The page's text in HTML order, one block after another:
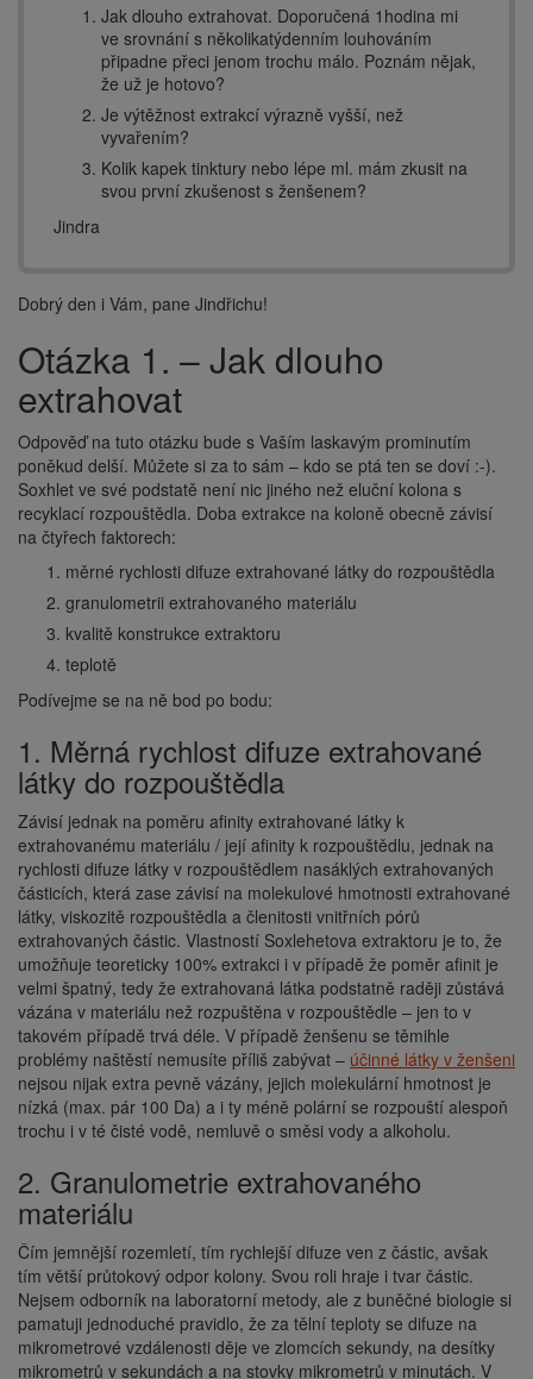
Jak dlouho extrahovat. Doporučená 1hodina mi
ve srovnání s několikatýdenním louhováním
připadne přeci jenom trochu málo. Poznám nějak,
že už je hotovo?
Je výtěžnost extrakcí výrazně vyšší, než
vyvařením?
Kolik kapek tinktury nebo lépe ml. mám zkusit na
svou první zkušenost s ženšenem?
Jindra
Dobrý den i Vám, pane Jindřichu!
Otázka 1. – Jak dlouho
extrahovat
Odpověď na tuto otázku bude s Vaším laskavým prominutím
poněkud delší. Můžete si za to sám – kdo se ptá ten se doví :-).
Soxhlet ve své podstatě není nic jiného než eluční kolona s
recyklací rozpouštědla. Doba extrakce na koloně obecně závisí
na čtyřech faktorech:
měrné rychlosti difuze extrahované látky do rozpouštědla
granulometrii extrahovaného materiálu
kvalitě konstrukce extraktoru
teplotě
Podívejme se na ně bod po bodu:
1. Měrná rychlost difuze extrahované
látky do rozpouštědla
Závisí jednak na poměru afinity extrahované látky k
extrahovanému materiálu / její afinity k rozpouštědlu, jednak na
rychlosti difuze látky v rozpouštědlem nasáklých extrahovaných
částicích, která zase závisí na molekulové hmotnosti extrahované
látky, viskozitě rozpouštědla a členitosti vnitřních pórů
extrahovaných částic. Vlastností Soxlehetova extraktoru je to, že
umožňuje teoreticky 100% extrakci i v případě že poměr afinit je
velmi špatný, tedy že extrahovaná látka podstatně raději zůstává
vázána v materiálu než rozpuštěna v rozpouštědle – jen to v
takovém případě trvá déle. V případě ženšenu se těmihle
problémy naštěstí nemusíte příliš zabývat – účinné látky v ženšeni
nejsou nijak extra pevně vázány, jejich molekulární hmotnost je
nízká (max. pár 100 Da) a i ty méně polární se rozpouští alespoň
trochu i v té čisté vodě, nemluvě o směsi vody a alkoholu.
2. Granulometrie extrahovaného
materiálu
Čím jemnější rozemletí, tím rychlejší difuze ven z částic, avšak
tím větší průtokový odpor kolony. Svou roli hraje i tvar částic.
Nejsem odborník na laboratorní metody, ale z buněčné biologie si
pamatuji jednoduché pravidlo, že za tělní teploty se difuze na
mikrometrové vzdálenosti děje ve zlomcích sekundy, na desítky
mikrometrů v sekundách a na stovky mikrometrů v minutách. V